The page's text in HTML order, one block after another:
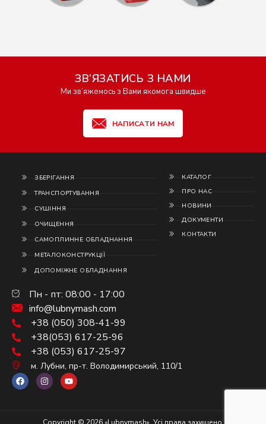
ЗВ’ЯЗАТИСЬ З НАМИ
Ми зв’яжемось з Вами якомога швидше
НАПИСАТИ НАМ
КАТАЛОГ
ПРО НАС
НОВИНИ
ДОКУМЕНТИ
КОНТАКТИ
ЗБЕРІГАННЯ
ТРАНСПОРТУВАННЯ
СУШІННЯ
ОЧИЩЕННЯ
САМОПЛИННЕ ОБЛАДНАННЯ
МЕТАЛОКОНСТРУКЦІЇ
ДОПОМІЖНЕ ОБЛАДНАННЯ
Пн - пт: 08:00 - 17:00
info@lubnymash.com
+38 (050) 308-41-99
+38(053) 617-25-96
+38 (053) 617-25-97
м. Лубни, пр-т. Володимирський, 110/1